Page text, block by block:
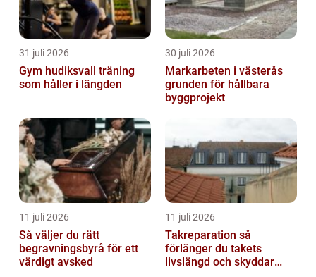
31 juli 2026
Gym hudiksvall träning
som håller i längden
30 juli 2026
Markarbeten i västerås
grunden för hållbara
byggprojekt
11 juli 2026
Så väljer du rätt
begravningsbyrå för ett
värdigt avsked
11 juli 2026
Takreparation så
förlänger du takets
livslängd och skyddar